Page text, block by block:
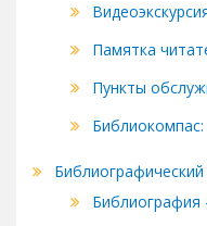
Памятка
Пункты
Библиография